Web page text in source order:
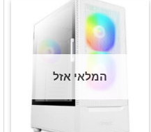
המלאי אזל